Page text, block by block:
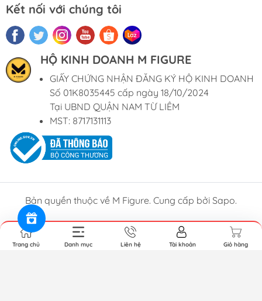
Kết nối với chúng tôi
HỘ KINH DOANH M FIGURE
GIẤY CHỨNG NHẬN ĐĂNG KÝ HỘ KINH DOANH
Số 01K8035445 cấp ngày 18/10/2024
Tại UBND QUẬN NAM TỪ LIÊM
MST: 8717131113
Bản quyền thuộc về M Figure. Cung cấp bởi Sapo.
Trang chủ Danh mục Liên hệ Tài khoản Giỏ hàng